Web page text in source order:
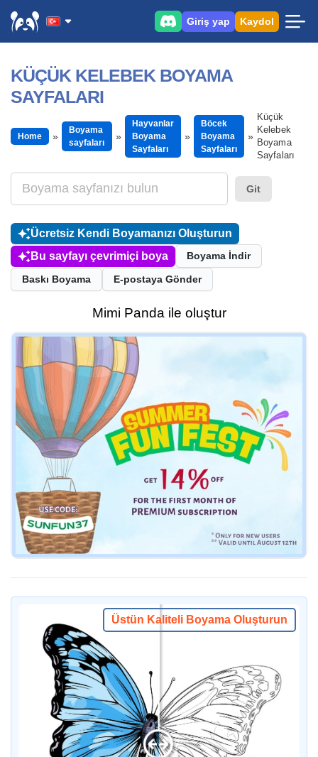
Giriş yap Kaydol
KÜÇÜK KELEBEK BOYAMA
SAYFALARI
Home
Boyama
sayfaları
Hayvanlar
Boyama
Sayfaları
Böcek
Boyama
Sayfaları
Küçük
Kelebek
Boyama
Sayfaları
Git
Ücretsiz Kendi Boyamanızı Oluşturun
Bu sayfayı çevrimiçi boya
Boyama İndir
Baskı Boyama E-postaya Gönder
Mimi Panda ile oluştur
Üstün Kaliteli Boyama Oluşturun